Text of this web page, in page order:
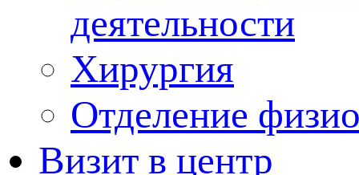
деятельности
Хирургия
Отделение
Визит в центр